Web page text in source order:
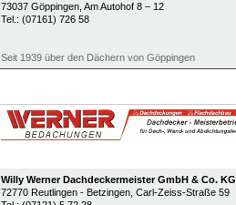
73037 Göppingen, Am Autohof 8 – 12
Tel.: (07161) 726 58
Seit 1939 über den Dächern von Göppingen
Willy Werner Dachdeckermeister GmbH & Co. KG
72770 Reutlingen - Betzingen, Carl-Zeiss-Straße 59